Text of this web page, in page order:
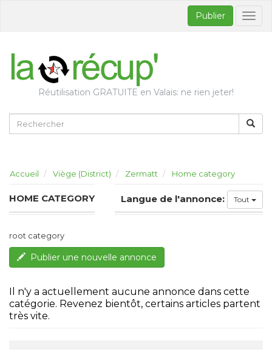
Publier
Réutilisation GRATUITE en Valais: ne rien jeter!
Accueil Viège (District) Zermatt Home category
HOME CATEGORY Langue de l'annonce: Tout
root category
Publier une nouvelle annonce
Il n'y a actuellement aucune annonce dans cette
catégorie. Revenez bientôt, certains articles partent
très vite.